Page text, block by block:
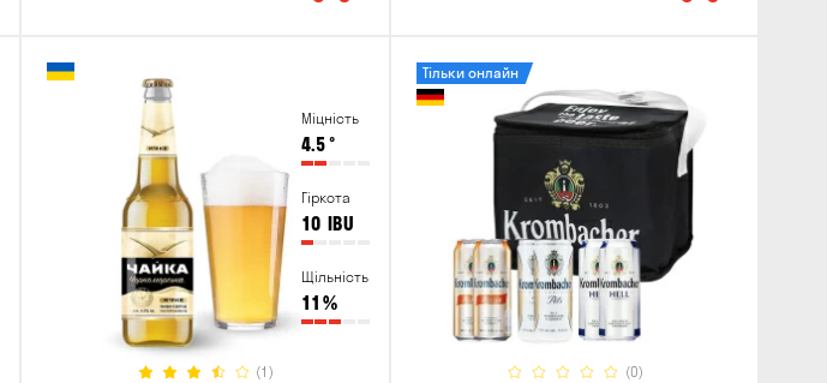
Міцність
4.5°
Гіркота
10 IBU
Щільність
11 %
(1) (0)
Тільки онлайн